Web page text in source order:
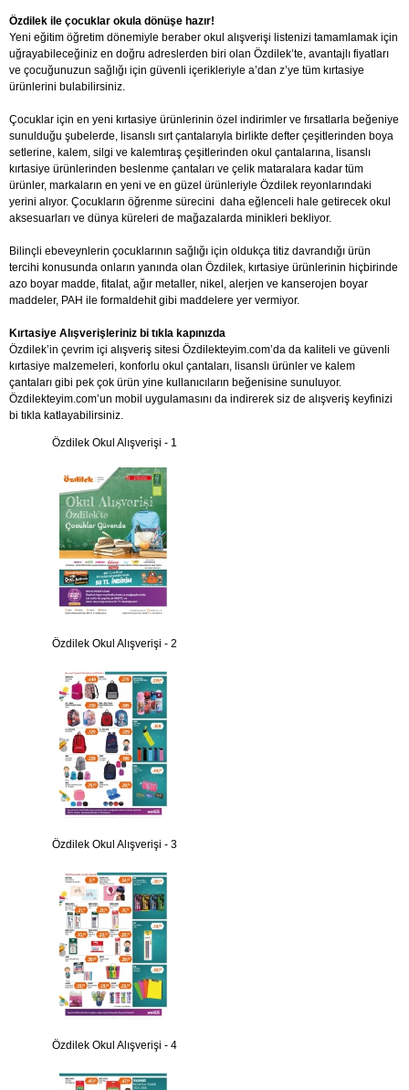
Özdilek ile çocuklar okula dönüşe hazır!
Yeni eğitim öğretim dönemiyle beraber okul alışverişi listenizi tamamlamak için
uğrayabileceğiniz en doğru adreslerden biri olan Özdilek’te, avantajlı fiyatları
ve çocuğunuzun sağlığı için güvenli içerikleriyle a’dan z’ye tüm kırtasiye
ürünlerini bulabilirsiniz.
Çocuklar için en yeni kırtasiye ürünlerinin özel indirimler ve fırsatlarla beğeniye
sunulduğu şubelerde, lisanslı sırt çantalarıyla birlikte defter çeşitlerinden boya
setlerine, kalem, silgi ve kalemtıraş çeşitlerinden okul çantalarına, lisanslı
kırtasiye ürünlerinden beslenme çantaları ve çelik mataralara kadar tüm
ürünler, markaların en yeni ve en güzel ürünleriyle Özdilek reyonlarındaki
yerini alıyor. Çocukların öğrenme sürecini daha eğlenceli hale getirecek okul
aksesuarları ve dünya küreleri de mağazalarda minikleri bekliyor.
Bilinçli ebeveynlerin çocuklarının sağlığı için oldukça titiz davrandığı ürün
tercihi konusunda onların yanında olan Özdilek, kırtasiye ürünlerinin hiçbirinde
azo boyar madde, fitalat, ağır metaller, nikel, alerjen ve kanserojen boyar
maddeler, PAH ile formaldehit gibi maddelere yer vermiyor.
Kırtasiye Alışverişleriniz bi tıkla kapınızda
Özdilek’in çevrim içi alışveriş sitesi Özdilekteyim.com’da da kaliteli ve güvenli
kırtasiye malzemeleri, konforlu okul çantaları, lisanslı ürünler ve kalem
çantaları gibi pek çok ürün yine kullanıcıların beğenisine sunuluyor.
Özdilekteyim.com’un mobil uygulamasını da indirerek siz de alışveriş keyfinizi
bi tıkla katlayabilirsiniz.
Özdilek Okul Alışverişi - 1
Özdilek Okul Alışverişi - 2
Özdilek Okul Alışverişi - 3
Özdilek Okul Alışverişi - 4